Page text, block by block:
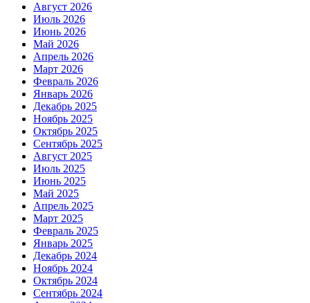
Август 2026
Июль 2026
Июнь 2026
Май 2026
Апрель 2026
Март 2026
Февраль 2026
Январь 2026
Декабрь 2025
Ноябрь 2025
Октябрь 2025
Сентябрь 2025
Август 2025
Июль 2025
Июнь 2025
Май 2025
Апрель 2025
Март 2025
Февраль 2025
Январь 2025
Декабрь 2024
Ноябрь 2024
Октябрь 2024
Сентябрь 2024